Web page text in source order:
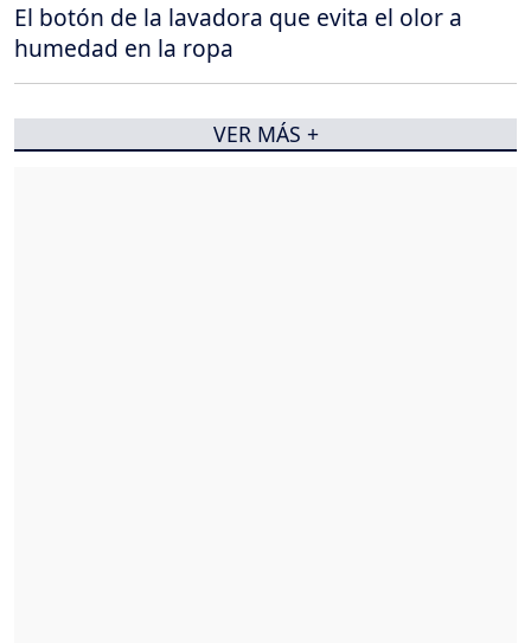
El botón de la lavadora que evita el olor a
humedad en la ropa
VER MÁS +